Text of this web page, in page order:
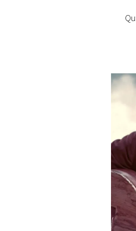
RADIO
NEWS
FOTO
EVENTI
VIDEO
TV